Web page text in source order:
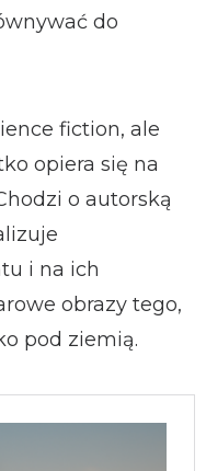
do
fiction, ale
opiera się na
o autorską
i na ich
obrazy tego,
pod ziemią.